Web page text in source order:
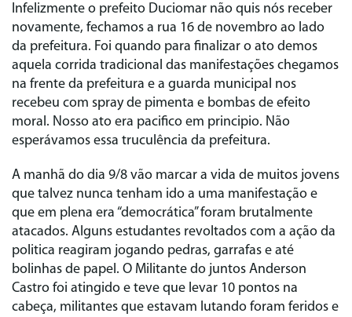
Infelizmente o prefeito Duciomar não quis nós receber
novamente, fechamos a rua 16 de novembro ao lado
da prefeitura. Foi quando para finalizar o ato demos
aquela corrida tradicional das manifestações chegamos
na frente da prefeitura e a guarda municipal nos
recebeu com spray de pimenta e bombas de efeito
moral. Nosso ato era pacifico em principio. Não
esperávamos essa truculência da prefeitura.
A manhã do dia 9/8 vão marcar a vida de muitos jovens
que talvez nunca tenham ido a uma manifestação e
que em plena era “democrática” foram brutalmente
atacados. Alguns estudantes revoltados com a ação da
politica reagiram jogando pedras, garrafas e até
bolinhas de papel. O Militante do juntos Anderson
Castro foi atingido e teve que levar 10 pontos na
cabeça, militantes que estavam lutando foram feridos e